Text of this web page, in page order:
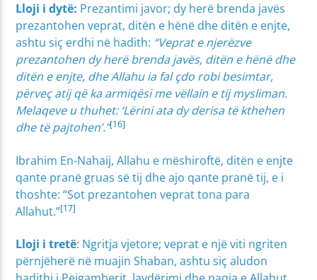
Lloji i dytë: Prezantimi javor; dy herë brenda javës
prezantohen veprat, ditën e hënë dhe ditën e enjte,
ashtu siç erdhi në hadith: “Veprat e njerëzve
prezantohen dy herë brenda javës, ditën e hënë dhe
ditën e enjte, dhe Allahu ia fal çdo robi besimtar,
përveç atij që ka armiqësi me vëllain e tij mysliman.
Melaqeve u thuhet: ‘Lërini ata dy derisa të kthehen
dhe të pajtohen’.”[16]
Ibrahim En-Nahaij, Allahu e mëshiroftë, ditën e enjte
qante pranë gruas së tij dhe ajo qante pranë tij, e i
thoshte: “Sot prezantohen veprat tona para
Allahut.”[17]
Lloji i tretë: Ngritja vjetore; veprat e një viti ngriten
përnjëherë në muajin Shaban, ashtu siç aludon